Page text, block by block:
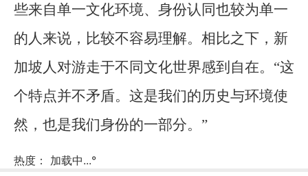
些来自单一文化环境、身份认同也较为单一
的人来说，比较不容易理解。相比之下，新
加坡人对游走于不同文化世界感到自在。“这
个特点并不矛盾。这是我们的历史与环境使
然，也是我们身份的一部分。”
热度： 加载中...°